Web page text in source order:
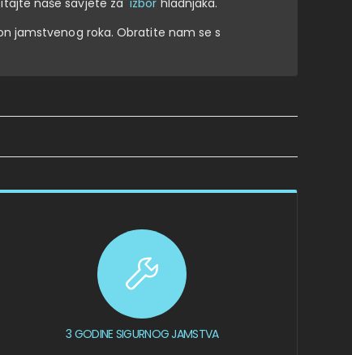
jamstvenog roka. Obratite nam se s
3 GODINE SIGURNOG JAMSTVA